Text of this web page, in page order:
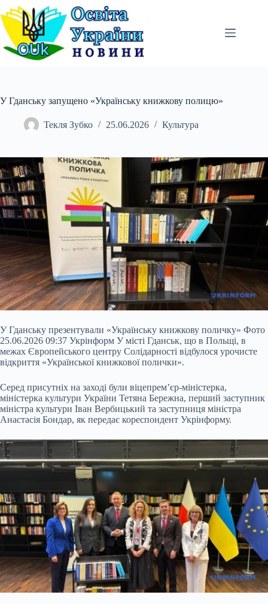
Перейти
до
вмісту
У Гданську запущено «Українську книжкову полицю»
Текля Зубко 25.06.2026 Культура
У Гданську презентували «Українську книжкову поличку» Фото
25.06.2026 09:37 Укрінформ У місті Гданськ, що в Польщі, в
межах Європейського центру Солідарності відбулося урочисте
відкриття «Української книжкової полички».
Серед присутніх на заході були віцепрем’єр-міністерка,
міністерка культури України Тетяна Бережна, перший заступник
міністра культури Іван Вербицький та заступниця міністра
Анастасія Бондар, як передає кореспондент Укрінформу.